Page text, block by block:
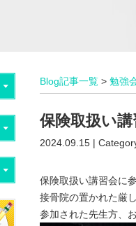
Blog記事一覧 > 勉強
保険取扱い
2024.09.15 |
保険取扱い講習会に
接骨院の置かれた厳
参加された先生方、